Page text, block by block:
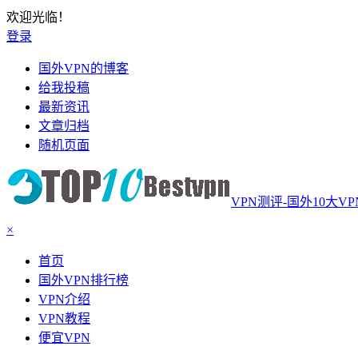
欢迎光临！
登录
国外VPN的博客
给我投稿
最新资讯
文章归档
随机页面
VPN测评-国外10大
×
首页
国外VPN排行榜
VPN介绍
VPN教程
便宜VPN